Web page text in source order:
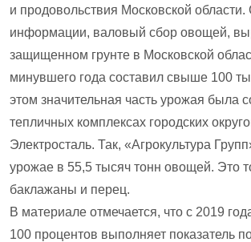
и продовольствия Московской области.
информации, валовый сбор овощей,
защищенном грунте в Московской
минувшего года составил свыше 100
этом значительная часть урожая была
тепличных комплексах городских
Электросталь. Так, «Агрокультура
урожае в 55,5 тысяч тонн овощей. Это
баклажаны и перец.
В материале отмечается, что с 2019
100 процентов выполняет показатель